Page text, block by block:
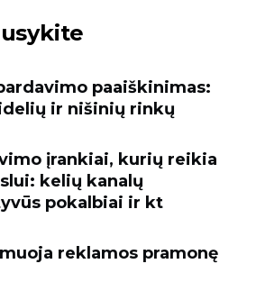
paaiškinimas:
ir nišinių rinkų
įrankiai, kurių reikia
kelių kanalų
pokalbiai ir kt
reklamos pramonę